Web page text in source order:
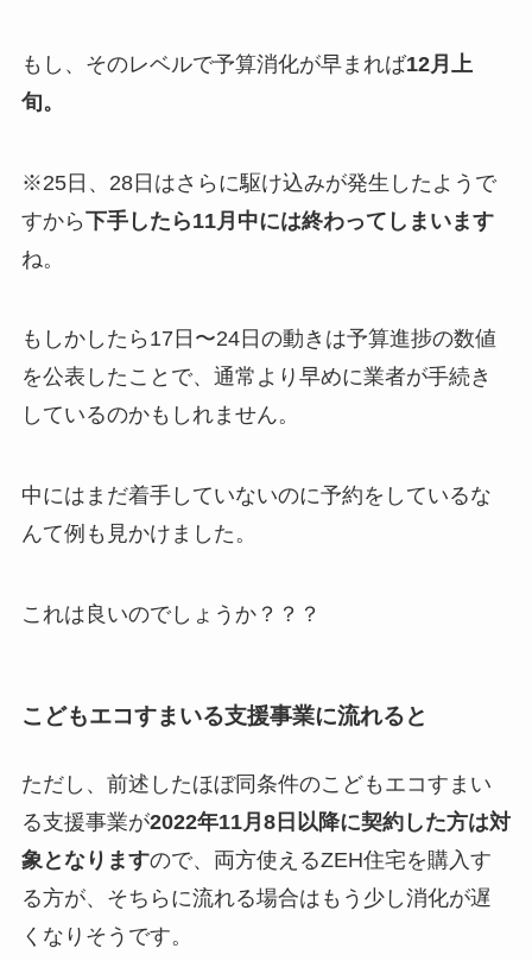
もし、そのレベルで予算消化が早まれば12月上
旬。
※25日、28日はさらに駆け込みが発生したようで
すから下手したら11月中には終わってしまいます
ね。
もしかしたら17日〜24日の動きは予算進捗の数値
を公表したことで、通常より早めに業者が手続き
しているのかもしれません。
中にはまだ着手していないのに予約をしているな
んて例も見かけました。
これは良いのでしょうか？？？
こどもエコすまいる支援事業に流れると
ただし、前述したほぼ同条件のこどもエコすまい
る支援事業が2022年11月8日以降に契約した方は対
象となりますので、両方使えるZEH住宅を購入す
る方が、そちらに流れる場合はもう少し消化が遅
くなりそうです。